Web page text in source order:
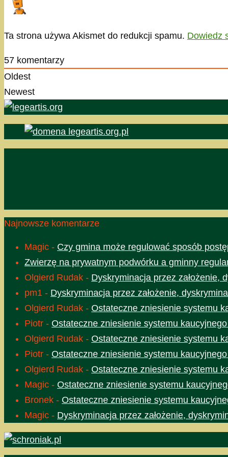
Ta strona używa Akismet do redukcji spamu. Dowiedz
57 komentarzy
Oldest
Newest
Najnowsze komentarze
Magic - Czy gmina może regulować sposób
Zwierzę na prywatnym podwórku a gminny
Olgierd Rudak - Dyskryminacja przez założenie,
pm1 - Dyskryminacja przez założenie,
Olgierd Rudak - Ostateczne zniesienie systemu
Piotr - Ostateczne zniesienie systemu
Olgierd Rudak - Ostateczne zniesienie systemu
Piotr - Ostateczne zniesienie systemu
Olgierd Rudak - Ostateczne zniesienie systemu
Magic - Ostateczne zniesienie systemu
Bronek - Ostateczne zniesienie systemu
Magic - Dyskryminacja przez założenie,